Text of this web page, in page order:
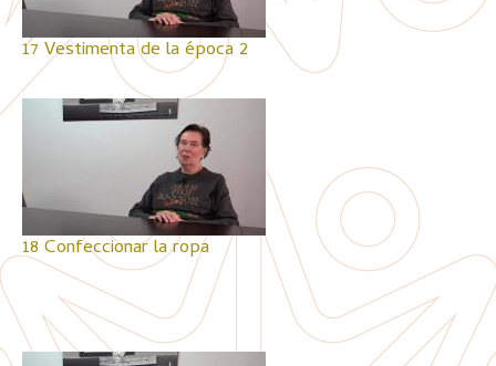
17 Vestimenta de la época 2
18 Confeccionar la ropa